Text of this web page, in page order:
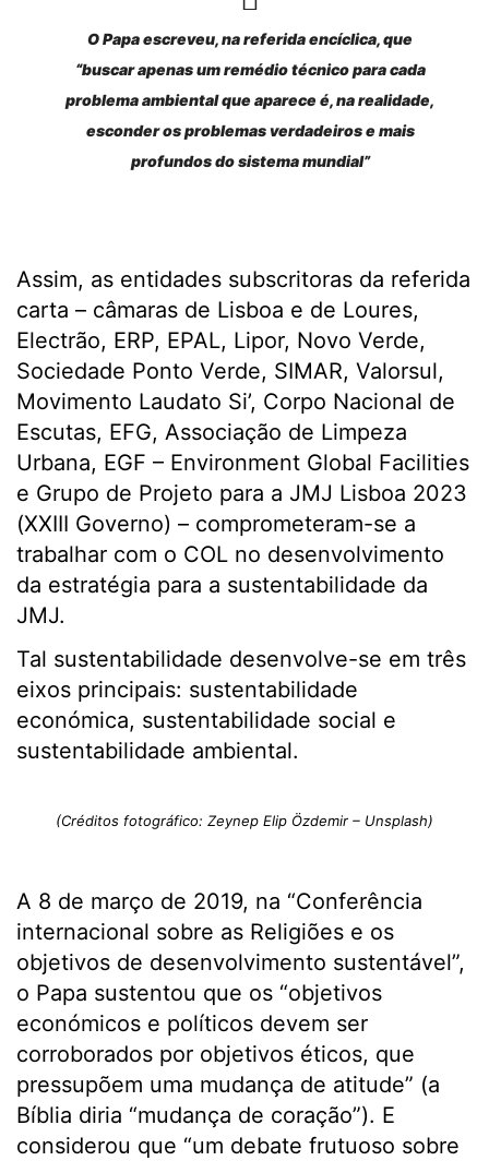
O Papa escreveu, na referida encíclica, que
“buscar apenas um remédio técnico para cada
problema ambiental que aparece é, na realidade,
esconder os problemas verdadeiros e mais
profundos do sistema mundial”
Assim, as entidades subscritoras da referida
carta – câmaras de Lisboa e de Loures,
Electrão, ERP, EPAL, Lipor, Novo Verde,
Sociedade Ponto Verde, SIMAR, Valorsul,
Movimento Laudato Si’, Corpo Nacional de
Escutas, EFG, Associação de Limpeza
Urbana, EGF – Environment Global Facilities
e Grupo de Projeto para a JMJ Lisboa 2023
(XXIII Governo) – comprometeram-se a
trabalhar com o COL no desenvolvimento
da estratégia para a sustentabilidade da
JMJ.
Tal sustentabilidade desenvolve-se em três
eixos principais: sustentabilidade
económica, sustentabilidade social e
sustentabilidade ambiental.
(Créditos fotográfico: Zeynep Elip Özdemir – Unsplash)
A 8 de março de 2019, na “Conferência
internacional sobre as Religiões e os
objetivos de desenvolvimento sustentável”,
o Papa sustentou que os “objetivos
económicos e políticos devem ser
corroborados por objetivos éticos, que
pressupõem uma mudança de atitude” (a
Bíblia diria “mudança de coração”). E
considerou que “um debate frutuoso sobre